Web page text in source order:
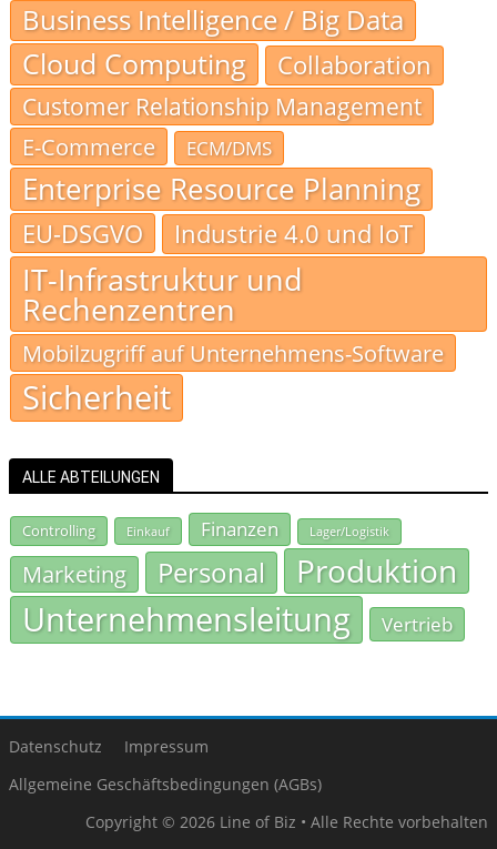
Business Intelligence / Big Data
Cloud Computing Collaboration
Customer Relationship Management
E-Commerce
ECM/DMS
Enterprise Resource Planning
EU-DSGVO Industrie 4.0 und IoT
IT-Infrastruktur und
Rechenzentren
Mobilzugriff auf Unternehmens-Software
Sicherheit
ALLE ABTEILUNGEN
Controlling Einkauf Finanzen Lager/Logistik
Marketing Personal Produktion
Unternehmensleitung Vertrieb
Datenschutz
Impressum
Allgemeine Geschäftsbedingungen (AGBs)
Copyright © 2026 Line of Biz • Alle Rechte vorbehalten